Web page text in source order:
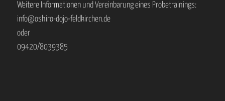
Weitere Informationen und Vereinbarung eines Probetrainings:
info@oshiro-dojo-feldkirchen.de
oder
09420/8039385